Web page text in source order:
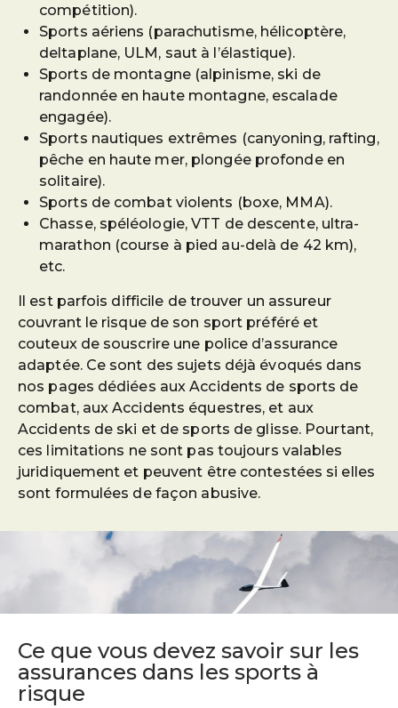
compétition).
Sports aériens (parachutisme, hélicoptère,
deltaplane, ULM, saut à l’élastique).
Sports de montagne (alpinisme, ski de
randonnée en haute montagne, escalade
engagée).
Sports nautiques extrêmes (canyoning, rafting,
pêche en haute mer, plongée profonde en
solitaire).
Sports de combat violents (boxe, MMA).
Chasse, spéléologie, VTT de descente, ultra-
marathon (course à pied au-delà de 42 km),
etc.
Il est parfois difficile de trouver un assureur
couvrant le risque de son sport préféré et
couteux de souscrire une police d’assurance
adaptée. Ce sont des sujets déjà évoqués dans
nos pages dédiées aux Accidents de sports de
combat, aux Accidents équestres, et aux
Accidents de ski et de sports de glisse. Pourtant,
ces limitations ne sont pas toujours valables
juridiquement et peuvent être contestées si elles
sont formulées de façon abusive.
Ce que vous devez savoir sur les
assurances dans les sports à
risque